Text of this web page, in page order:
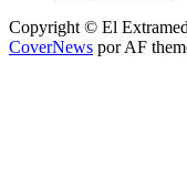
Copyright © El
CoverNews por AF